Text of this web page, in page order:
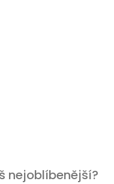
nejoblíbenější?